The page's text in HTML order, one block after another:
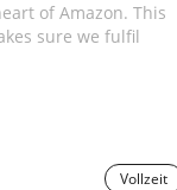
of Amazon. This
sure we fulfil
Vollzeit